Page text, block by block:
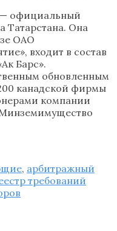
— официальный
Татарстана. Она
ОАО
входит в состав
Барс».
обновленным
канадской фирмы
компании
, арбитражный
требований